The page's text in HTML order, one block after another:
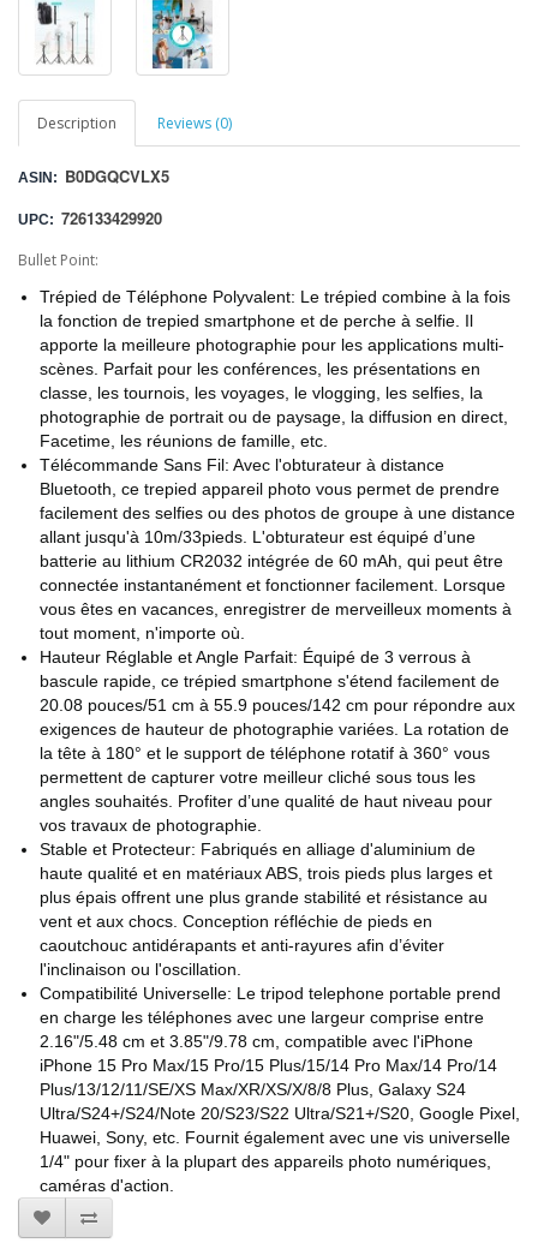
Description Reviews (0)
ASIN: B0DGQCVLX5
UPC: 726133429920
Bullet Point:
Trépied de Téléphone Polyvalent: Le trépied combine à la fois
la fonction de trepied smartphone et de perche à selfie. Il
apporte la meilleure photographie pour les applications multi-
scènes. Parfait pour les conférences, les présentations en
classe, les tournois, les voyages, le vlogging, les selfies, la
photographie de portrait ou de paysage, la diffusion en direct,
Facetime, les réunions de famille, etc.
Télécommande Sans Fil: Avec l'obturateur à distance
Bluetooth, ce trepied appareil photo vous permet de prendre
facilement des selfies ou des photos de groupe à une distance
allant jusqu'à 10m/33pieds. L'obturateur est équipé d’une
batterie au lithium CR2032 intégrée de 60 mAh, qui peut être
connectée instantanément et fonctionner facilement. Lorsque
vous êtes en vacances, enregistrer de merveilleux moments à
tout moment, n'importe où.
Hauteur Réglable et Angle Parfait: Équipé de 3 verrous à
bascule rapide, ce trépied smartphone s'étend facilement de
20.08 pouces/51 cm à 55.9 pouces/142 cm pour répondre aux
exigences de hauteur de photographie variées. La rotation de
la tête à 180° et le support de téléphone rotatif à 360° vous
permettent de capturer votre meilleur cliché sous tous les
angles souhaités. Profiter d’une qualité de haut niveau pour
vos travaux de photographie.
Stable et Protecteur: Fabriqués en alliage d'aluminium de
haute qualité et en matériaux ABS, trois pieds plus larges et
plus épais offrent une plus grande stabilité et résistance au
vent et aux chocs. Conception réfléchie de pieds en
caoutchouc antidérapants et anti-rayures afin d’éviter
l'inclinaison ou l'oscillation.
Compatibilité Universelle: Le tripod telephone portable prend
en charge les téléphones avec une largeur comprise entre
2.16"/5.48 cm et 3.85"/9.78 cm, compatible avec l'iPhone
iPhone 15 Pro Max/15 Pro/15 Plus/15/14 Pro Max/14 Pro/14
Plus/13/12/11/SE/XS Max/XR/XS/X/8/8 Plus, Galaxy S24
Ultra/S24+/S24/Note 20/S23/S22 Ultra/S21+/S20, Google Pixel,
Huawei, Sony, etc. Fournit également avec une vis universelle
1/4" pour fixer à la plupart des appareils photo numériques,
caméras d'action.